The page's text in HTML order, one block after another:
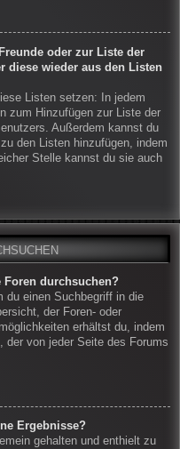
oder zur Liste der
diese wieder aus den Listen
Listen setzen: In jedem
zum Hinzufügen zur Liste der
Außerdem kannst du
den Listen hinzufügen, indem
Stelle kannst du sie auch
Foren durchsuchen?
du einen Suchbegriff in die
der Foren- oder
erhältst du, indem
der von jeder Seite des Forums
Ergebnisse?
gehalten und enthielt zu